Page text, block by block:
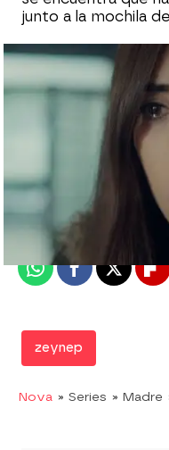
junto a la mochila
Nova
Madrid
Publicado: 26 de
WhatsappFacebook
X
zeynep
Nova » Series » Madre